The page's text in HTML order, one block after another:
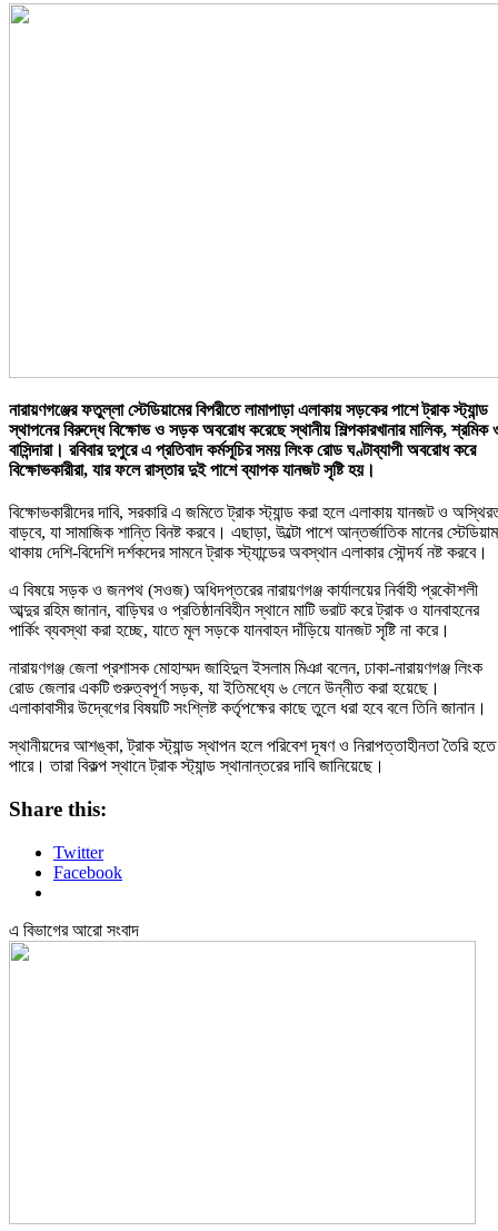
নারায়ণগঞ্জের ফতুল্লা স্টেডিয়ামের বিপরীতে লামাপাড়া এলাকায় সড়কের পাশে ট্রাক স্ট্যান্ড
স্থাপনের বিরুদ্ধে বিক্ষোভ ও সড়ক অবরোধ করেছে স্থানীয় শিল্পকারখানার মালিক, শ্রমিক
বাসিন্দারা। রবিবার দুপুরে এ প্রতিবাদ কর্মসূচির সময় লিংক রোড ঘণ্টাব্যাপী অবরোধ করে
বিক্ষোভকারীরা, যার ফলে রাস্তার দুই পাশে ব্যাপক যানজট সৃষ্টি হয়।
বিক্ষোভকারীদের দাবি, সরকারি এ জমিতে ট্রাক স্ট্যান্ড করা হলে এলাকায় যানজট ও
বাড়বে, যা সামাজিক শান্তি বিনষ্ট করবে। এছাড়া, উল্টো পাশে আন্তর্জাতিক মানের স্টেডিয়াম
থাকায় দেশি-বিদেশি দর্শকদের সামনে ট্রাক স্ট্যান্ডের অবস্থান এলাকার সৌন্দর্য নষ্ট করবে।
এ বিষয়ে সড়ক ও জনপথ (সওজ) অধিদপ্তরের নারায়ণগঞ্জ কার্যালয়ের নির্বাহী প্রকৌশলী
আব্দুর রহিম জানান, বাড়িঘর ও প্রতিষ্ঠানবিহীন স্থানে মাটি ভরাট করে ট্রাক ও যানবাহনের
পার্কিং ব্যবস্থা করা হচ্ছে, যাতে মূল সড়কে যানবাহন দাঁড়িয়ে যানজট সৃষ্টি না করে।
নারায়ণগঞ্জ জেলা প্রশাসক মোহাম্মদ জাহিদুল ইসলাম মিঞা বলেন, ঢাকা-নারায়ণগঞ্জ লিংক
রোড জেলার একটি গুরুত্বপূর্ণ সড়ক, যা ইতিমধ্যে ৬ লেনে উন্নীত করা হয়েছে।
এলাকাবাসীর উদ্বেগের বিষয়টি সংশ্লিষ্ট কর্তৃপক্ষের কাছে তুলে ধরা হবে বলে তিনি জানান।
স্থানীয়দের আশঙ্কা, ট্রাক স্ট্যান্ড স্থাপন হলে পরিবেশ দূষণ ও নিরাপত্তাহীনতা তৈরি হতে
পারে। তারা বিকল্প স্থানে ট্রাক স্ট্যান্ড স্থানান্তরের দাবি জানিয়েছে।
Share this:
Twitter
Facebook
এ বিভাগের আরো সংবাদ